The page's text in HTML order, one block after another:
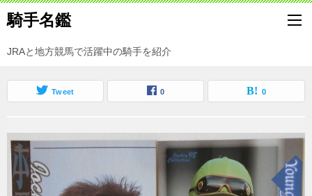
騎手名鑑
JRAと地方競馬で活躍中の騎手を紹介
Tweet 0 0